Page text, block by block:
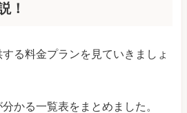
！
する料金プランを見ていきましょ
かる一覧表をまとめました。